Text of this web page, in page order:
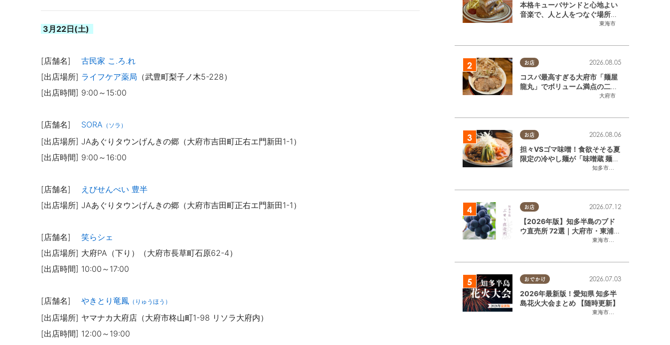
3月22日(土)
[店舗名] 古民家 こ.ろ.れ
[出店場所] ライフケア薬局 （武豊町梨子ノ木5-228）
[出店時間] 9:00～15:00
[店舗名] SORA （ソラ）
[出店場所] JAあぐりタウンげんきの郷（大府市吉田町正右エ門新田1-1）
[出店時間] 9:00～16:00
[店舗名]
えびせんべい 豊半
[出店場所] JAあぐりタウンげんきの郷（大府市吉田町正右エ門新田1-1）
[店舗名] 笑らシェ
[出店場所] 大府PA（下り）（大府市長草町石原62-4）
[出店時間] 10:00～17:00
[店舗名] やきとり竜鳳 （りゅうほう）
[出店場所] ヤマナカ大府店（大府市柊山町1-98 リソラ大府内）
[出店時間] 12:00～19:00
東海市
本格キューバサンドと心地よい
音楽で、人と人をつなぐ場所。
東海市「JAMMIN'STANDHOU
お店
大府市
2026.08.05
コスパ最高すぎる大府市「麺屋
龍丸」でボリューム満点の二郎
系ラーメンを堪能してきた
お店
知多市
,半田市
2026.08.06
担々VSゴマ味噌！食欲そそる夏
限定の冷やし麺が「味噌蔵 麺四
朗 半田店・知多店」で登場／ち
お店
東海市
,大府市
2026.07.12
【2026年版】知多半島のブド
ウ直売所 72選｜大府市・東浦町
ほかエリア別に一挙紹介
おでかけ
東海市
,大府市
2026.07.03
2026年最新版！愛知県 知多半
島花火大会まとめ 【随時更新】